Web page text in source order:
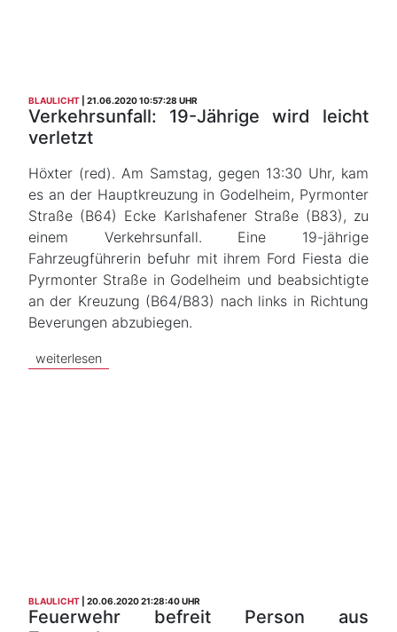
BLAULICHT 21.06.2020 10:57:28 UHR
Verkehrsunfall: 19-Jährige wird leicht
verletzt
Höxter (red). Am Samstag, gegen 13:30 Uhr, kam
es an der Hauptkreuzung in Godelheim, Pyrmonter
Straße (B64) Ecke Karlshafener Straße (B83), zu
einem Verkehrsunfall. Eine 19-jährige
Fahrzeugführerin befuhr mit ihrem Ford Fiesta die
Pyrmonter Straße in Godelheim und beabsichtigte
an der Kreuzung (B64/B83) nach links in Richtung
Beverungen abzubiegen.
weiterlesen
BLAULICHT 20.06.2020 21:28:40 UHR
Feuerwehr befreit Person aus